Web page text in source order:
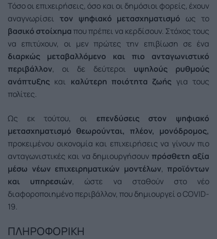
Τόσο οι επιχειρήσεις, όσο και οι δημόσιοι φορείς, έχουν
αναγνωρίσει τον ψηφιακό μετασχηματισμό ως το
βασικό στοίχημαπου πρέπει να κερδίσουν. Στόχος τους
να επιτύχουν, οι μεν πρώτες την επιβίωση σε ένα
διαρκώς μεταβαλλόμενο και πιο ανταγωνιστικό
περιβάλλον, οι δε δεύτεροι υψηλούς ρυθμούς
ανάπτυξης και καλύτερη ποιότητα ζωής για τους
πολίτες.
Ως εκ τούτου, οι επενδύσεις στον ψηφιακό
μετασχηματισμό θεωρούνται, πλέον, μονόδρομος,
προκειμένου οικονομία και επιχειρήσεις να γίνουν πιο
ανταγωνιστικές και να δημιουργήσουνπρόσθετη αξία
μέσω νέων επιχειρηματικών μοντέλων, προϊόντων
και υπηρεσιών, ώστε να σταθούν στο νέο
διαφοροποιημένο περιβάλλον, που δημιουργεί ο COVID-
19.
ΠΛΗΡΟΦΟΡΙΚΗ